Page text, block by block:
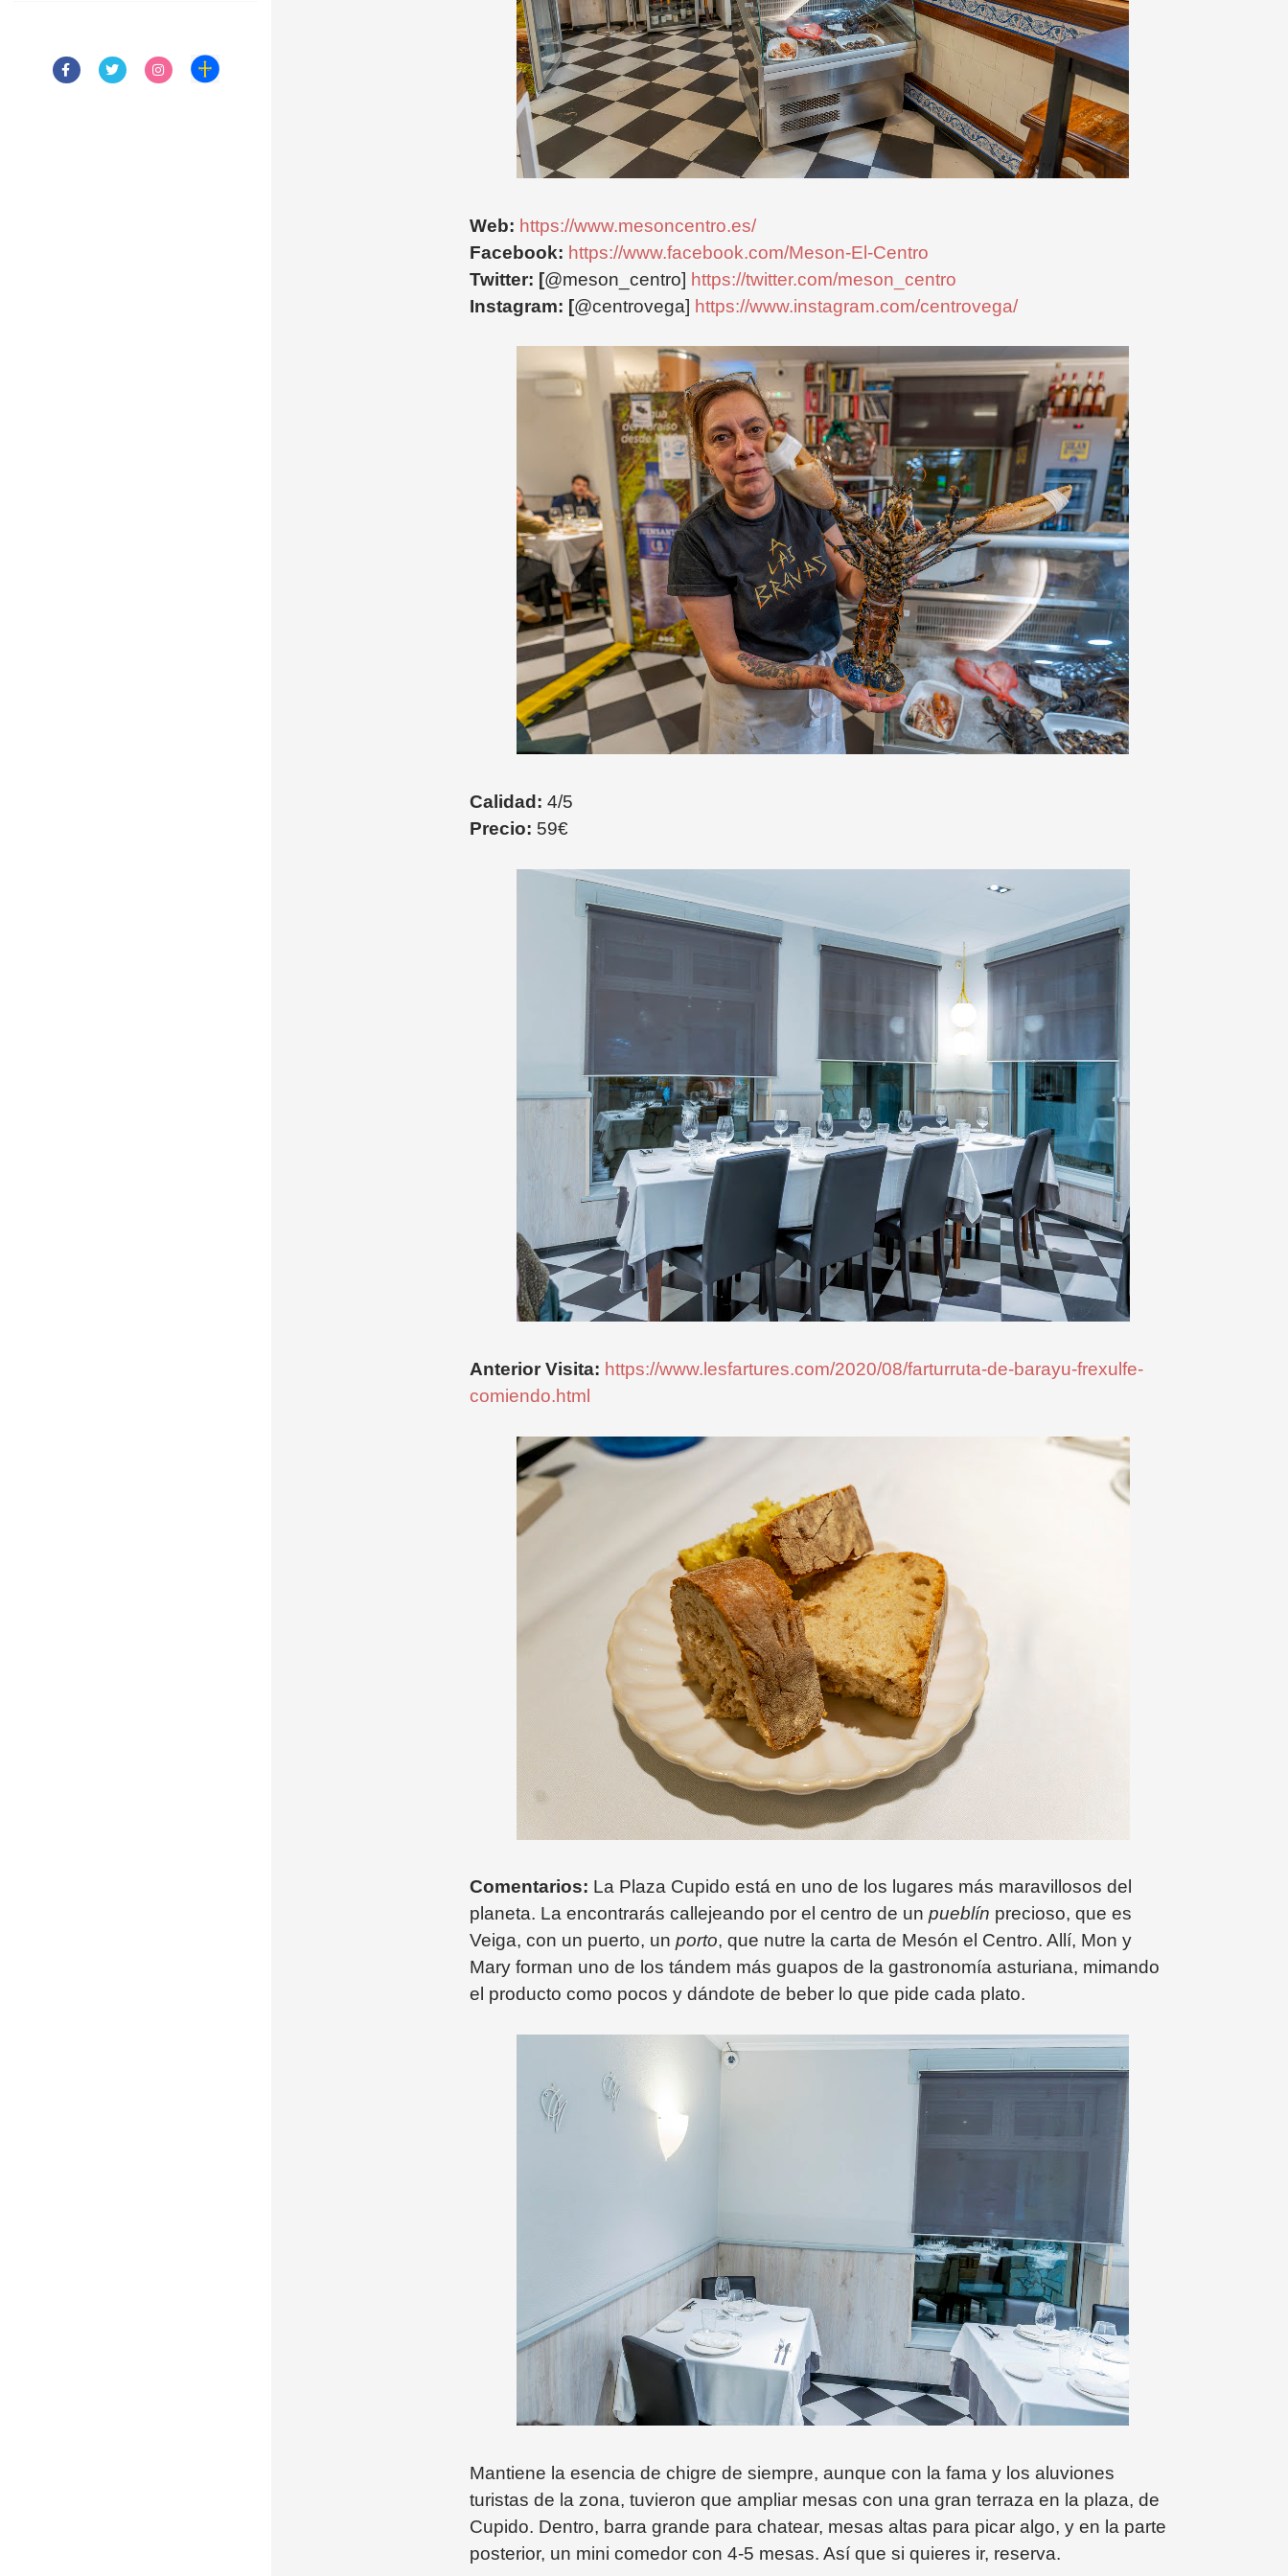
Web: https://www.mesoncentro.es/
Facebook: https://www.facebook.com/Meson-El-Centro
Twitter: [@meson_centro] https://twitter.com/meson_centro
Instagram: [@centrovega] https://www.instagram.com/centrovega/
Calidad: 4/5
Precio: 59€
Anterior Visita: https://www.lesfartures.com/2020/08/farturruta-de-barayu-frexulfe-
comiendo.html
Comentarios: La Plaza Cupido está en uno de los lugares más maravillosos del
planeta. La encontrarás callejeando por el centro de un pueblín precioso, que es
Veiga, con un puerto, un porto, que nutre la carta de Mesón el Centro. Allí, Mon y
Mary forman uno de los tándem más guapos de la gastronomía asturiana, mimando
el producto como pocos y dándote de beber lo que pide cada plato.
Mantiene la esencia de chigre de siempre, aunque con la fama y los aluviones
turistas de la zona, tuvieron que ampliar mesas con una gran terraza en la plaza, de
Cupido. Dentro, barra grande para chatear, mesas altas para picar algo, y en la parte
posterior, un mini comedor con 4-5 mesas. Así que si quieres ir, reserva.